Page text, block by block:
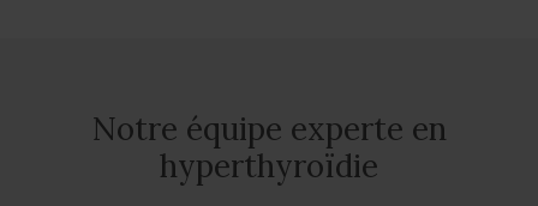
Notre équipe experte en
hyperthyroïdie